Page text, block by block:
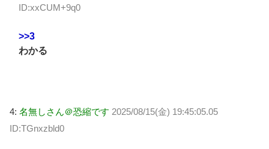
ID:xxCUM+9q0
>>3
わかる
4: 名無しさん＠恐縮です 2025/08/15(金) 19:45:05.05
ID:TGnxzbld0